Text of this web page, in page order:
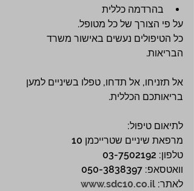
בהרדמה כללית
על פי הצורך של כל מטופל.
כל הטיפולים נעשים באישור משרד
הבריאות.
אל תזניחו, אל תדחו, טפלו בשיניים למען
בריאותכם הכללית.
לתיאום טיפול:
מרפאת שיניים שטרייכמן 10
טלפון: 03-7502192
וואטסאפ: 050-3838397
לאתר: www.sdc10.co.il